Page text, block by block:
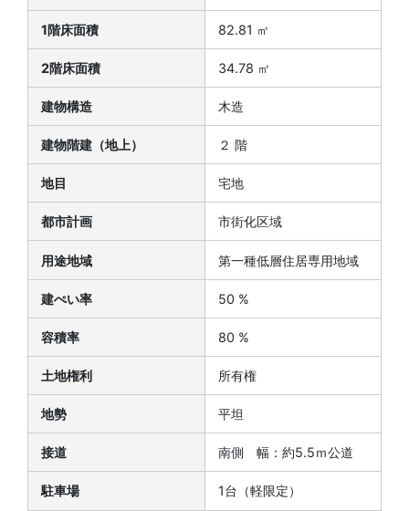
1階床面積 82.81 ㎡
2階床面積 34.78 ㎡
建物構造 木造
建物階建（地上） ２ 階
地目 宅地
都市計画 市街化区域
用途地域 第一種低層住居専用地域
建ぺい率 50 %
容積率 80 %
土地権利 所有権
地勢 平坦
接道 南側 幅：約5.5ｍ公道
駐車場 1台（軽限定）